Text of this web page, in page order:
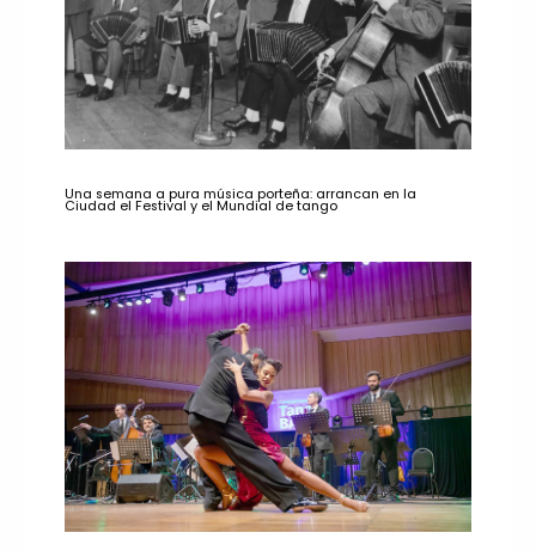
Una semana a pura música porteña: arrancan en la
Ciudad el Festival y el Mundial de tango